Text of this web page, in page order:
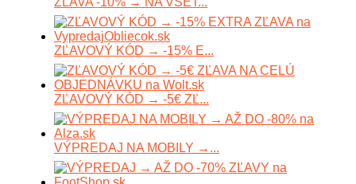
ZĽAVOVÝ KÓD → -15% E...
ZĽAVOVÝ KÓD → -5€ ZĽ...
VÝPREDAJ NA MOBILY →...